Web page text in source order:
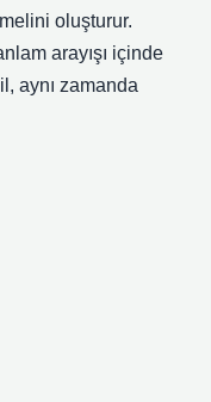
oluşturur.
arayışı içinde
aynı zamanda